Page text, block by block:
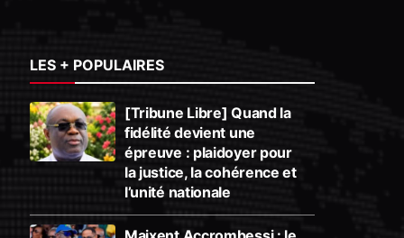
LES + POPULAIRES
[Tribune Libre] Quand la
fidélité devient une
épreuve : plaidoyer pour
la justice, la cohérence et
l’unité nationale